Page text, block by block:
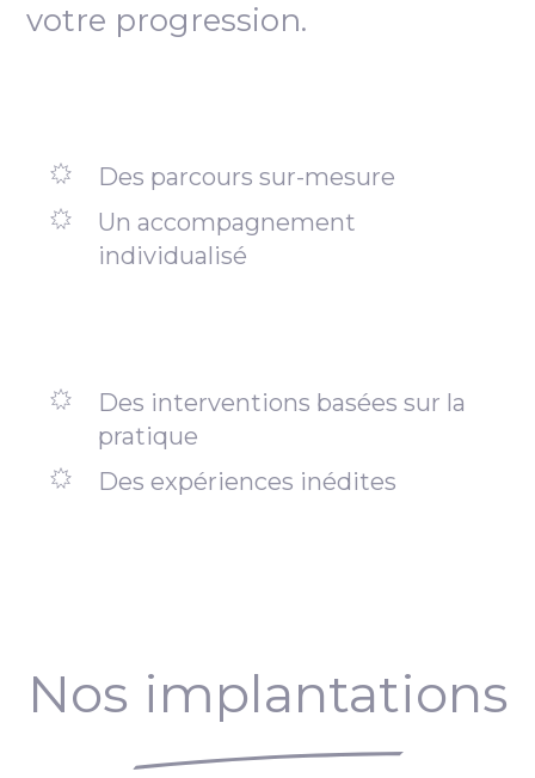
votre progression.
Des parcours sur-mesure
Un accompagnement
individualisé
Des interventions basées sur la
pratique
Des expériences inédites
Nos implantations